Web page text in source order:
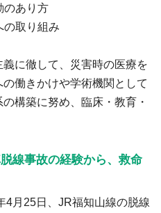
のあり方
の取り組み
に徹して、災害時の医療を
働きかけや学術機関として
構築に努め、臨床・教育・
線事故の経験から、救命
4月25日、JR福知山線の脱線